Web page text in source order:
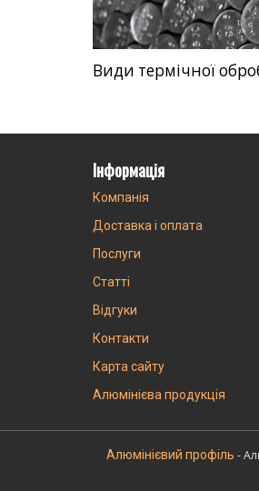
Види термічної
Інформація
Компанія
Доставка і оплата
Послуги
Статті
Відгуки
Контакти
Карта сайту
Алюмінієва продукція
Алюмінієвий профіль -